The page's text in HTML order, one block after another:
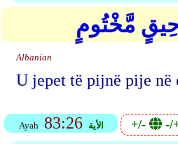
مَّخْتُومٍ
Albanian
U jepet të pijnë pije në
Ayah 83:26 الأية +/- -/